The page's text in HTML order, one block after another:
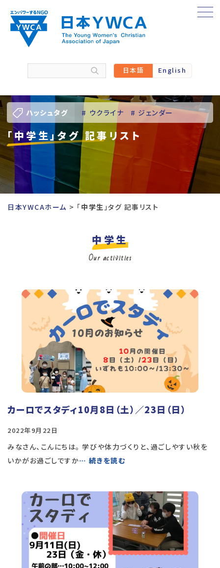
content
日本語 English
ハッシュタグ # ウクライナ # ジェンダー
# バーチャル訪問
# 人権 # 国際協力
# 地域YWCA
# 東日本大震災被災者支援
「中学生」タグ 記事リスト
日本YWCAホーム 「中学生 」タグ 記事リスト
中学生
Our activities
カーロでスタディ10月8日（土）／23日（日）
2022年9月22日
みなさん、こんにちは。 学びや体力づくりと、過ごしやすい秋を
いかがお過ごしですか… 続きを読む